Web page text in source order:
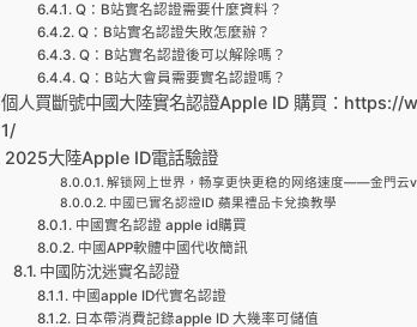
Q：B站實名認證需要什麼資料？
Q：B站實名認證失敗怎麼辦？
Q：B站實名認證後可以解除嗎？
Q：B站大會員需要實名認證嗎？
個人買斷號中國大陸實名認證Apple ID 購買：
1/
2025大陸Apple ID電話驗證
解锁网上世界，畅享更快更稳的网络速度——金門云
中國已實名認證ID 蘋果禮品卡兌換教學
中國實名認證 apple id購買
中國APP軟體中國代收簡訊
中國防沈迷實名認證
中國apple ID代實名認證
日本帶消費記錄apple ID 大幾率可儲值